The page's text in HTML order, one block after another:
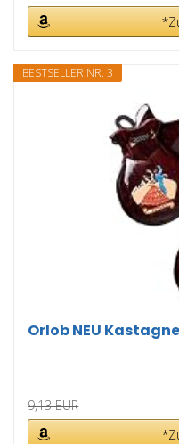
BESTSELLER NR. 3
Orlob NEU
9,13 EUR